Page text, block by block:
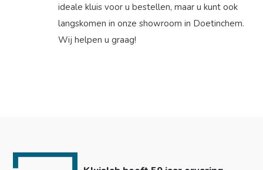
ideale kluis voor u bestellen, maar u kunt ook
langskomen in onze showroom in Doetinchem.
Wij helpen u graag!